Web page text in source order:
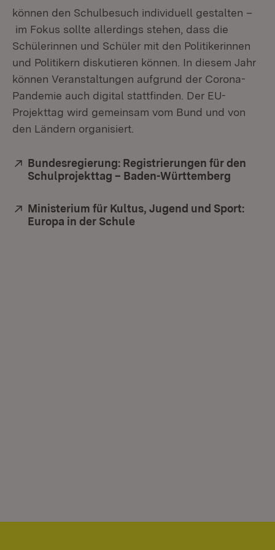
können den Schulbesuch individuell gestalten –
im Fokus sollte allerdings stehen, dass die
Schülerinnen und Schüler mit den Politikerinnen
und Politikern diskutieren können. In diesem Jahr
können Veranstaltungen aufgrund der Corona-
Pandemie auch digital stattfinden. Der EU-
Projekttag wird gemeinsam vom Bund und von
den Ländern organisiert.
Extern:
Bundesregierung: Registrierungen für den
Schulprojekttag – Baden-Württemberg
Extern:
Ministerium für Kultus, Jugend und Sport:
Europa in der Schule